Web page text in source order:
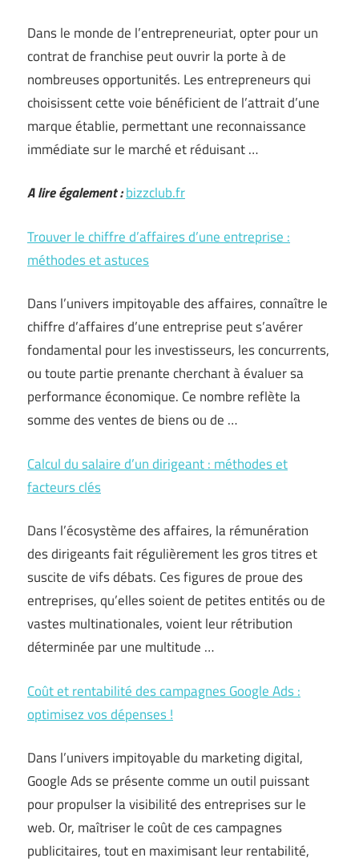
Dans le monde de l’entrepreneuriat, opter pour un
contrat de franchise peut ouvrir la porte à de
nombreuses opportunités. Les entrepreneurs qui
choisissent cette voie bénéficient de l’attrait d’une
marque établie, permettant une reconnaissance
immédiate sur le marché et réduisant …
A lire également :bizzclub.fr
Trouver le chiffre d’affaires d’une entreprise :
méthodes et astuces
Dans l’univers impitoyable des affaires, connaître le
chiffre d’affaires d’une entreprise peut s’avérer
fondamental pour les investisseurs, les concurrents,
ou toute partie prenante cherchant à évaluer sa
performance économique. Ce nombre reflète la
somme des ventes de biens ou de …
Calcul du salaire d’un dirigeant : méthodes et
facteurs clés
Dans l’écosystème des affaires, la rémunération
des dirigeants fait régulièrement les gros titres et
suscite de vifs débats. Ces figures de proue des
entreprises, qu’elles soient de petites entités ou de
vastes multinationales, voient leur rétribution
déterminée par une multitude …
Coût et rentabilité des campagnes Google Ads :
optimisez vos dépenses !
Dans l’univers impitoyable du marketing digital,
Google Ads se présente comme un outil puissant
pour propulser la visibilité des entreprises sur le
web. Or, maîtriser le coût de ces campagnes
publicitaires, tout en maximisant leur rentabilité,